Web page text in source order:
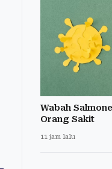
Wabah
Orang Sakit
11 jam lalu